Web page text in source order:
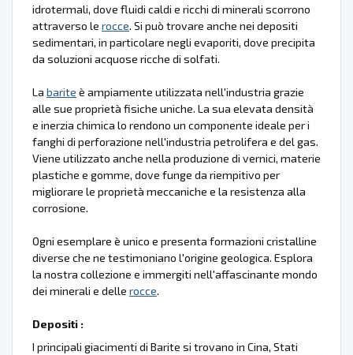
idrotermali, dove fluidi caldi e ricchi di minerali scorrono
attraverso le rocce. Si può trovare anche nei depositi
sedimentari, in particolare negli evaporiti, dove precipita
da soluzioni acquose ricche di solfati.
La barite è ampiamente utilizzata nell'industria grazie
alle sue proprietà fisiche uniche. La sua elevata densità
e inerzia chimica lo rendono un componente ideale per i
fanghi di perforazione nell'industria petrolifera e del gas.
Viene utilizzato anche nella produzione di vernici, materie
plastiche e gomme, dove funge da riempitivo per
migliorare le proprietà meccaniche e la resistenza alla
corrosione.
Ogni esemplare è unico e presenta formazioni cristalline
diverse che ne testimoniano l'origine geologica. Esplora
la nostra collezione e immergiti nell'affascinante mondo
dei minerali e delle rocce.
Depositi :
I principali giacimenti di Barite si trovano in Cina, Stati